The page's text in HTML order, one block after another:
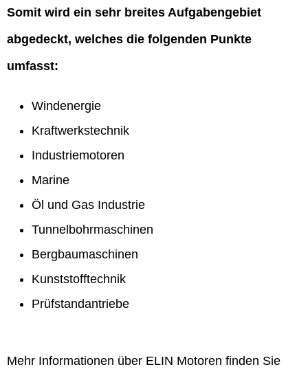
Somit wird ein sehr breites Aufgabengebiet
abgedeckt, welches die folgenden Punkte
umfasst:
Windenergie
Kraftwerkstechnik
Industriemotoren
Marine
Öl und Gas Industrie
Tunnelbohrmaschinen
Bergbaumaschinen
Kunststofftechnik
Prüfstandantriebe
Mehr Informationen über ELIN Motoren finden Sie